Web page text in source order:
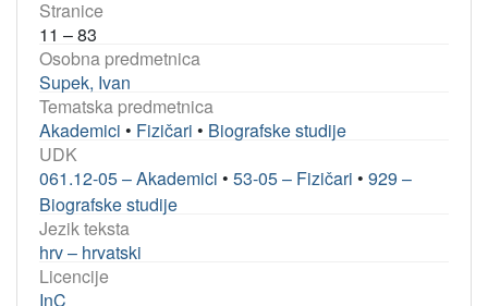
Stranice
11 – 83
Osobna predmetnica
Supek, Ivan
Tematska predmetnica
Akademici • Fizičari • Biografske studije
UDK
061.12-05 – Akademici • 53-05 – Fizičari • 929 –
Biografske studije
Jezik teksta
hrv – hrvatski
Licencije
InC